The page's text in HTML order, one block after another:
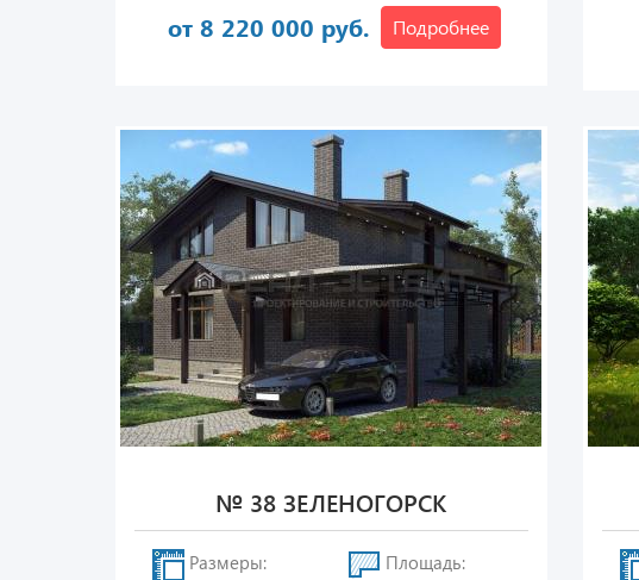
от 8 220 000 руб. Подробнее
№ 38 ЗЕЛЕНОГОРСК
Размеры:
Площадь: